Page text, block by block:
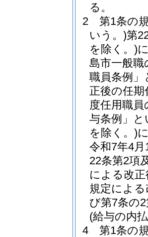
る。
2
第1条の
いう。)第
を除く。)
島市一般職
職員条例」
正後の任
度任用職
与条例」と
を除く。)
令和7年4
22条第2項
による改
規定によ
び第7条の
(給与の内
4
第1条の